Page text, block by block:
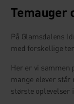
Temauger
På Glamsdalens
med forskellige
Her er vi sammen
mange elever står
største oplevelser